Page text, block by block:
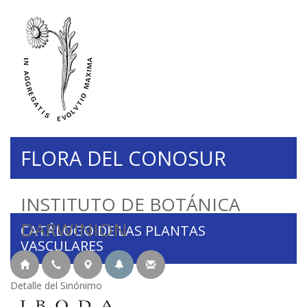
INSTITUTO DE BOTÁNICA
DARWINION
FLORA DEL CONOSUR
CATÁLOGO DE LAS PLANTAS
VASCULARES
Detalle del Sinónimo